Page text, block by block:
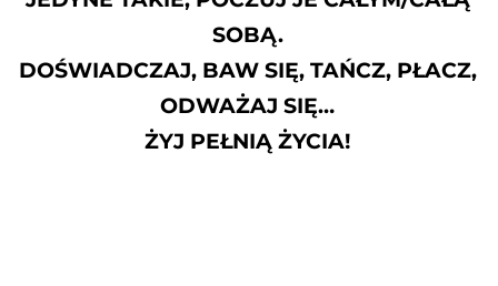
SOBĄ.
DOŚWIADCZAJ, BAW SIĘ, TAŃCZ, PŁACZ,
ODWAŻAJ SIĘ…
ŻYJ PEŁNIĄ ŻYCIA!